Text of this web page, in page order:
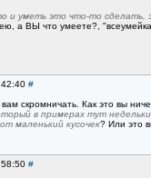
и уметь это что-то сделать,
а ВЫ что умеете?,
#
скромничать. Как это вы
в примерах тут
маленький кусочек? Или это
#